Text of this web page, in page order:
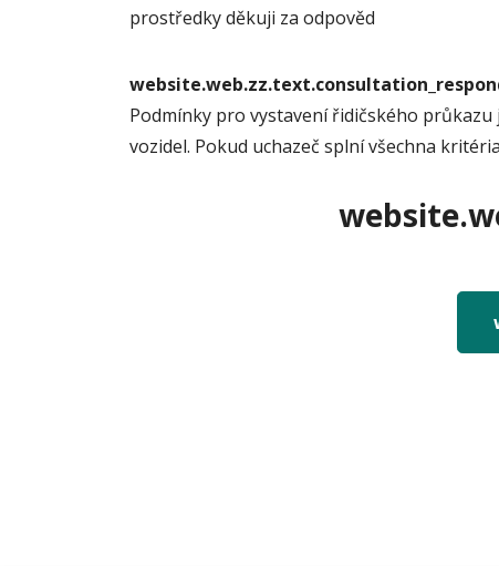
prostředky děkuji za odpověd
Podmínky pro vystavení řidičského
vozidel. Pokud uchazeč splní všechna